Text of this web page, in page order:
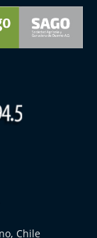
Chile